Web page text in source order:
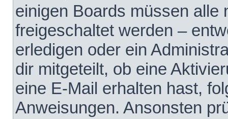
einigen Boards müssen alle
freigeschaltet werden –
erledigen oder ein
dir mitgeteilt, ob eine
eine E-Mail erhalten hast,
Anweisungen. Ansonsten